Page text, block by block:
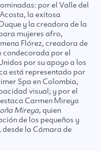
por el Valle del
la exitosa
y la creadora de la
mujeres afro,
Flórez, creadora de
condecorada por el
por su apoyo a los
está representado por
Spa en Colombia,
visual; y por el
Carmen Mireya
Mireya, quien
de los pequeños y
desde la Cámara de